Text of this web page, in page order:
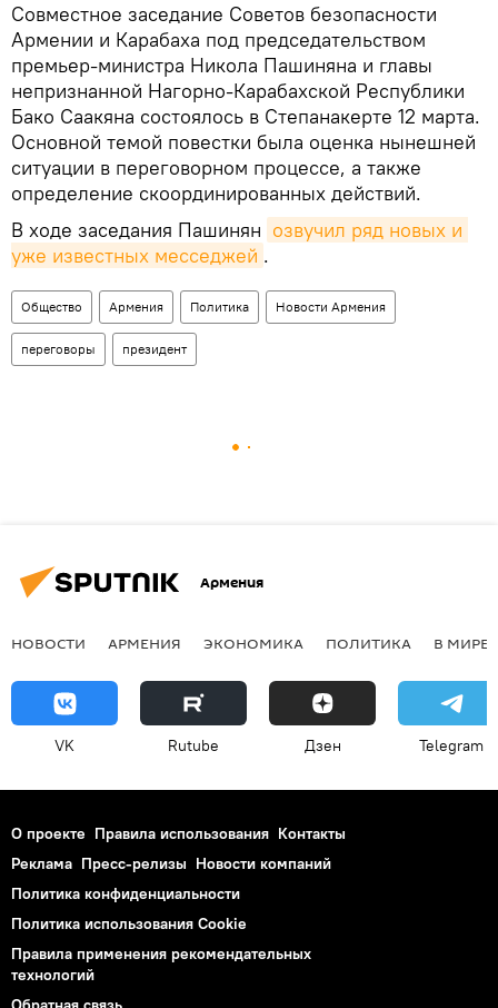
Совместное заседание Советов безопасности
Армении и Карабаха под председательством
премьер-министра Никола Пашиняна и главы
непризнанной Нагорно-Карабахской Республики
Бако Саакяна состоялось в Степанакерте 12 марта.
Основной темой повестки была оценка нынешней
ситуации в переговорном процессе, а также
определение скоординированных действий.
В ходе заседания Пашинян озвучил ряд новых и
уже известных месседжей .
Общество Армения Политика Новости Армения
переговоры президент
Армения
НОВОСТИ АРМЕНИЯ ЭКОНОМИКА ПОЛИТИКА В МИРЕ
VK Rutube Дзен Telegram
О проекте Правила использования Контакты
Реклама Пресс-релизы Новости компаний
Политика конфиденциальности
Политика использования Cookie
Правила применения рекомендательных
технологий